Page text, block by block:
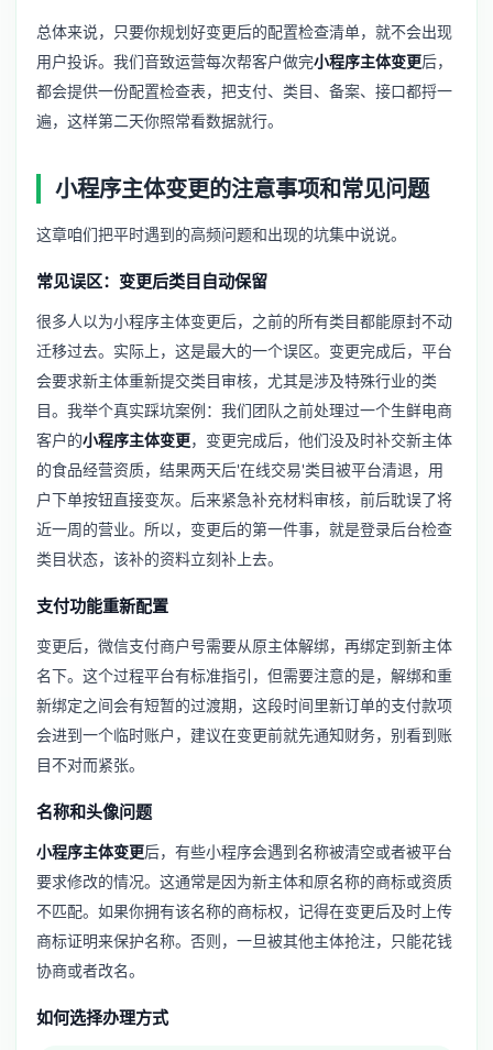
总体来说，只要你规划好变更后的配置检查清单，就不会出现
用户投诉。我们音致运营每次帮客户做完小程序主体变更后，
都会提供一份配置检查表，把支付、类目、备案、接口都捋一
遍，这样第二天你照常看数据就行。
小程序主体变更的注意事项和常见问题
这章咱们把平时遇到的高频问题和出现的坑集中说说。
常见误区：变更后类目自动保留
很多人以为小程序主体变更后，之前的所有类目都能原封不动
迁移过去。实际上，这是最大的一个误区。变更完成后，平台
会要求新主体重新提交类目审核，尤其是涉及特殊行业的类
目。我举个真实踩坑案例：我们团队之前处理过一个生鲜电商
客户的小程序主体变更，变更完成后，他们没及时补交新主体
的食品经营资质，结果两天后'在线交易'类目被平台清退，用
户下单按钮直接变灰。后来紧急补充材料审核，前后耽误了将
近一周的营业。所以，变更后的第一件事，就是登录后台检查
类目状态，该补的资料立刻补上去。
支付功能重新配置
变更后，微信支付商户号需要从原主体解绑，再绑定到新主体
名下。这个过程平台有标准指引，但需要注意的是，解绑和重
新绑定之间会有短暂的过渡期，这段时间里新订单的支付款项
会进到一个临时账户，建议在变更前就先通知财务，别看到账
目不对而紧张。
名称和头像问题
小程序主体变更后，有些小程序会遇到名称被清空或者被平台
要求修改的情况。这通常是因为新主体和原名称的商标或资质
不匹配。如果你拥有该名称的商标权，记得在变更后及时上传
商标证明来保护名称。否则，一旦被其他主体抢注，只能花钱
协商或者改名。
如何选择办理方式